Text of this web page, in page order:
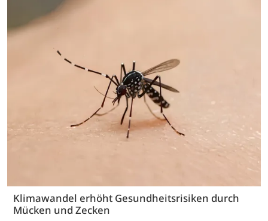
Klimawandel erhöht Gesundheitsrisiken durch
Mücken und Zecken